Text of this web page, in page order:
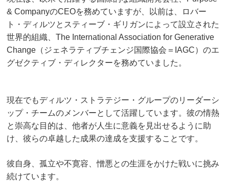
& CompanyのCEOを務めていますが、以前は、ロバー
ト・ディルツとスティーブ・ギリガンによって設立された
世界的組織、The International Association for Generative
Change（ジェネラティブチェンジ国際協会＝IAGC）のエ
グゼクティブ・ディレクターを務めていました。
現在でもディルツ・ストラテジー・グループのリーダーシ
ップ・チームのメンバーとして活躍しています。彼の情熱
と崇高な目的は、他者が人生に意義を見出せるように助
け、彼らの卓越した成果の達成を支援することです。
彼自身、孤立や不寛容、憎悪との生涯をかけた戦いに挑み
続けています。